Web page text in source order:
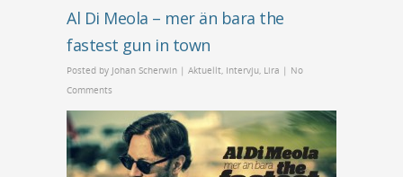
Al Di Meola – mer än bara the
fastest gun in town
Posted by Johan Scherwin | Aktuellt Intervju Lira | No
Comments